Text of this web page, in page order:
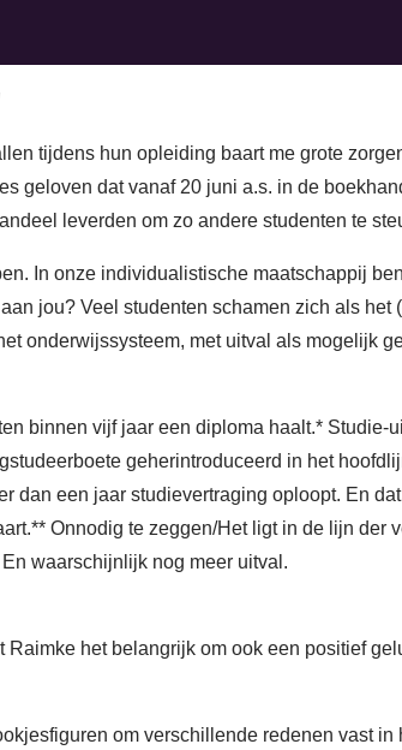
tijdens hun opleiding baart me grote
geloven dat vanaf 20 juni a.s. in de
leverden om zo andere studenten te
In onze individualistische maatschappij
jou? Veel studenten schamen zich als
onderwijssysteem, met uitval als mogelijk
binnen vijf jaar een diploma haalt.*
geherintroduceerd in het
dan een jaar studievertraging oploopt. En
Onnodig te zeggen/Het ligt in de lijn der
waarschijnlijk nog meer uitval.
het belangrijk om ook een positief
om verschillende redenen vast